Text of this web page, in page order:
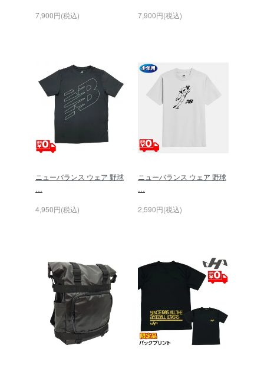
7,900円(税込) 7,900円(税込)
ニューバランス ウェア 野球
…
4,950円(税込)
ニューバランス ウェア 野球
…
2,590円(税込)